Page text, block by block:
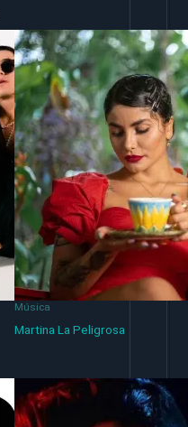
Música
Martina La Peligrosa